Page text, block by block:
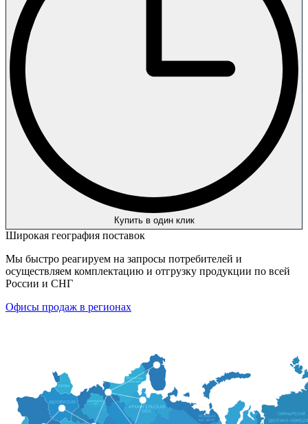
Купить в один клик
Широкая география поставок
Мы быстро реагируем на запросы потребителей и
осуществляем комплектацию и отгрузку продукции по всей
России и СНГ
Офисы продаж в регионах